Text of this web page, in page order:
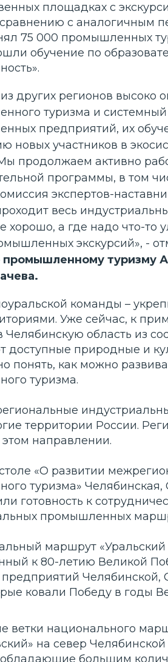
площадках с
с аналогичным
75 000 промышленных
обучение по
других регионов
туризма и
предприятий, их
новых участников в
продолжаем активно
программы, в том
экспертов-
весь
хорошо, а где надо что-то
экскурсий», -
промышленному туризму
команды –
Уже сейчас, к
Челябинскую область из
доступные природные и
понять, как можно
туризма.
территории России.
направлении.
«О развитии
туризма»
готовность к
промышленных
маршрут
к 80-летию Великой
Челябинской,
ковали Победу в годы
ветки национального
на север
большим